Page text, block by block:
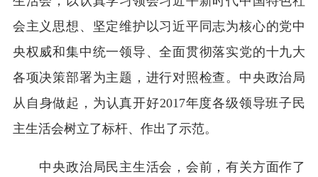
监督举报
廉政聚焦
会主义思想、坚定维护以习近平同志为核心的党中
央权威和集中统一领导、全面贯彻落实党的十九大
各项决策部署为主题，进行对照检查。中央政治局
从自身做起，为认真开好2017年度各级领导班子民
主生活会树立了标杆、作出了示范。
中央政治局民主生活会，会前，有关方面作了